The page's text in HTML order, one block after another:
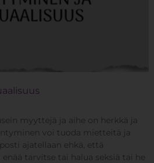
myyttejä ja aihe on herkkä ja
voi tuoda mietteitä ja
ajatellaan ehkä, että
tarvitse tai halua seksiä tai he